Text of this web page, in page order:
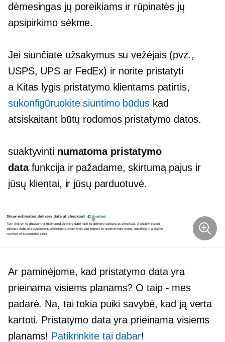
dėmesingas jų poreikiams ir rūpinatės jų
apsipirkimo sėkme.
Jei siunčiate užsakymus su vežėjais (pvz.,
USPS, UPS ar FedEx) ir norite pristatyti
a Kitas lygispristatymo klientams patirtis,
sukonfigūruokite siuntimo būduskad
atsiskaitant būtų rodomos pristatymo datos.
suaktyvinti numatoma pristatymo
datafunkcija ir pažadame, skirtumą pajus ir
jūsų klientai, ir jūsų parduotuvė.
Ar paminėjome, kad pristatymo data yra
prieinama visiems planams? Otaip - mes
padarė. Na, tai tokia puiki savybė, kad ją verta
kartoti. Pristatymo data yra prieinama visiems
planams! Patikrinkite tai dabar!